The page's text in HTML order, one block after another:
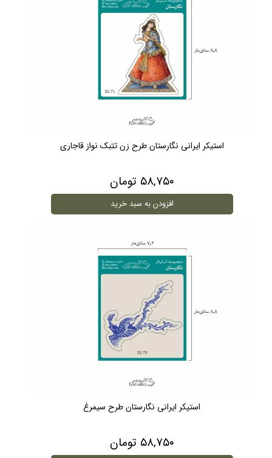
استیکر ایرانی نگارستان طرح زن تتبک نواز قاجاری
۵۸,۷۵۰ تومان
افزودن به سبد خرید
استیکر ایرانی نگارستان طرح سیمرغ
۵۸,۷۵۰ تومان